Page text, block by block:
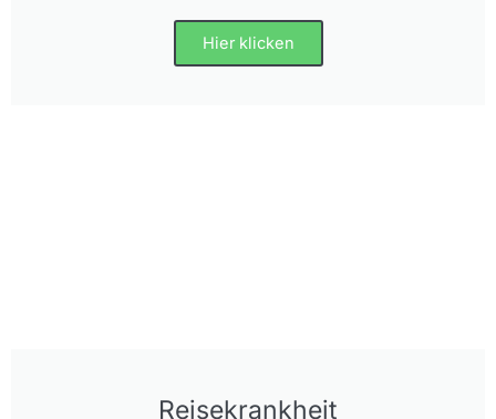
Hier klicken
Reisekrankheit